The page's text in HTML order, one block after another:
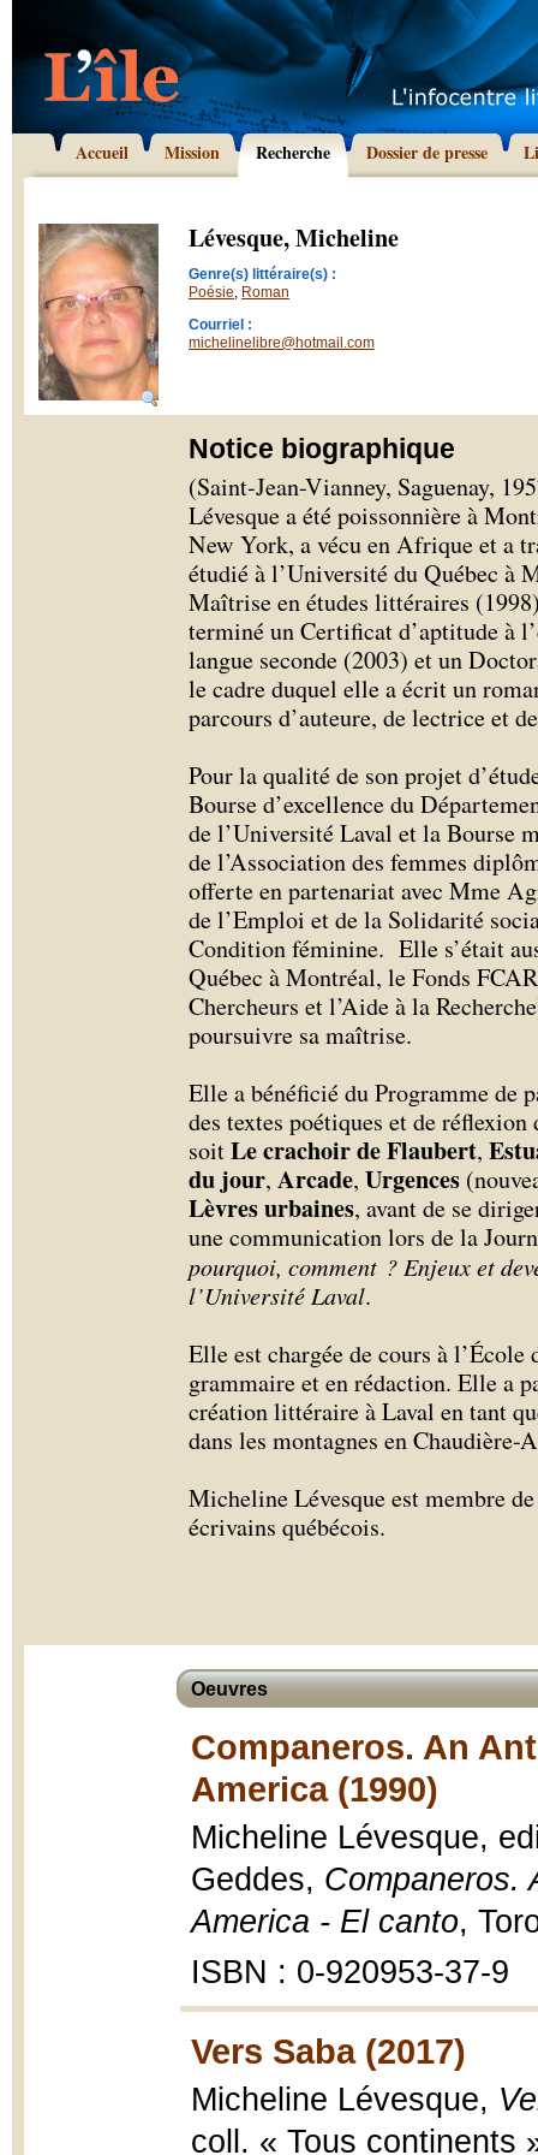
Accueil Mission Recherche Dossier de presse
Lévesque, Micheline
Genre(s) littéraire(s) :
Poésie, Roman
Courriel :
michelinelibre@hotmail.com
Notice biographique
(Saint-Jean-Vianney, Saguenay,
Lévesque a été poissonnière à
New York, a vécu en Afrique et a
étudié à l’Université du Québec à
Maîtrise en études littéraires
terminé un Certificat d’aptitude à
langue seconde (2003) et un
le cadre duquel elle a écrit un
parcours d’auteure, de lectrice et
Pour la qualité de son projet
Bourse d’excellence du
de l’Université Laval et la Bourse
de l’Association des femmes
offerte en partenariat avec Mme
de l’Emploi et de la Solidarité
Condition féminine. Elle s’était
Québec à Montréal, le Fonds
Chercheurs et l’Aide à la
poursuivre sa maîtrise.
Elle a bénéficié du Programme de
des textes poétiques et de
soitLe crachoir de Flaubert,
du jour, Arcade, Urgences
Lèvres urbaines, avant de se
une communication lors de la
pourquoi, comment ? Enjeux et
l’Université Laval.
Elle est chargée de cours à
grammaire et en rédaction. Elle a
création littéraire à Laval en tant
dans les montagnes en Chaudière-
Micheline Lévesque est membre
écrivains québécois.
Oeuvres
Companeros. An
America (1990)
Micheline Lévesque,
Geddes, Companeros.
America - El canto,
ISBN : 0-920953-37-9
Vers Saba (2017)
Micheline Lévesque,
coll. « Tous continents